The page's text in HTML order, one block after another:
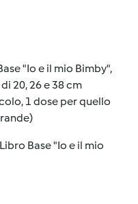
"Io e il mio Bimby",
20, 26 e 38 cm
1 dose per quello
Base "Io e il mio